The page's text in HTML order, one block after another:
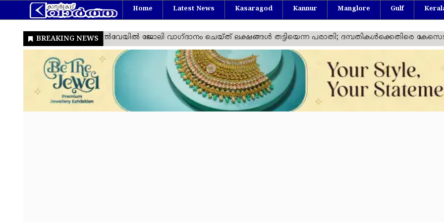
Home Latest News Kasaragod Kannur Manglore Gulf